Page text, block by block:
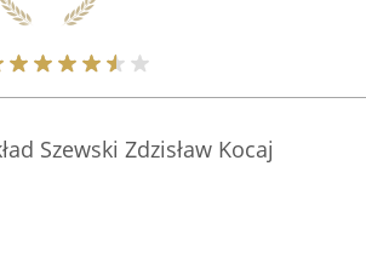
Szewski Zdzisław Kocaj